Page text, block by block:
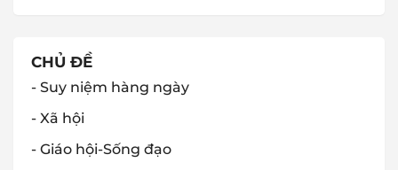
CHỦ ĐỀ
- Suy niệm hàng ngày
- Xã hội
- Giáo hội-Sống đạo